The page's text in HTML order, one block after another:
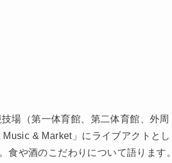
場（第一体育館、第二体育館、外周
& Market」にライブアクトとし
や酒のこだわりについて語ります。